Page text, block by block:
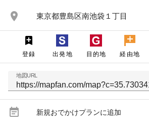
place 東京都豊島区南池袋１丁目
登録 出発地 目的地 経由地
地図URL
event_note 新規おでかけプランに追加